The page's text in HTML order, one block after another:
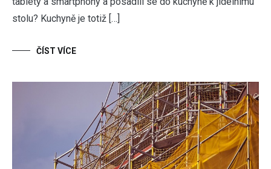
stolu? Kuchyně je totiž […]
ČÍST VÍCE